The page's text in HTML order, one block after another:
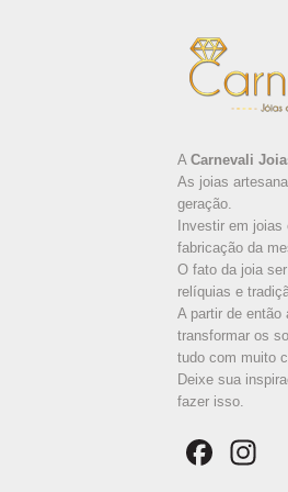
A Carnevali
As joias
geração.
Investir em
fabricação da
O fato da joia
relíquias e
A partir de então
transformar os
tudo com muito
Deixe sua
fazer isso.